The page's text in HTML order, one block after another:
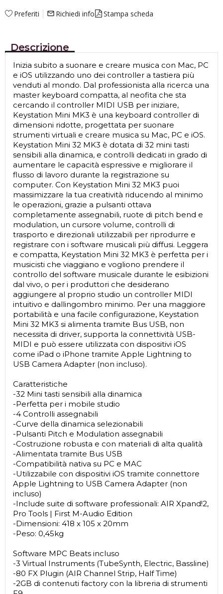
Preferiti mail_outline Richiedi info Stampa scheda
Descrizione
Inizia subito a suonare e creare musica con Mac, PC
e iOS utilizzando uno dei controller a tastiera più
venduti al mondo. Dal professionista alla ricerca una
master keyboard compatta, al neofita che sta
cercando il controller MIDI USB per iniziare,
Keystation Mini MK3 è una keyboard controller di
dimensioni ridotte, progettata per suonare
strumenti virtuali e creare musica su Mac, PC e iOS.
Keystation Mini 32 MK3 è dotata di 32 mini tasti
sensibili alla dinamica, e controlli dedicati in grado di
aumentare le capacità espressive e migliorare il
flusso di lavoro durante la registrazione su
computer. Con Keystation Mini 32 MK3 puoi
massimizzare la tua creatività riducendo al minimo
le operazioni, grazie a pulsanti ottava
completamente assegnabili, ruote di pitch bend e
modulation, un cursore volume, controlli di
trasporto e direzionali utilizzabili per riprodurre e
registrare con i software musicali più diffusi. Leggera
e compatta, Keystation Mini 32 MK3 è perfetta per i
musicisti che viaggiano e vogliono prendere il
controllo del software musicale durante le esibizioni
dal vivo, o per i produttori che desiderano
aggiungere al proprio studio un controller MIDI
intuitivo e dallingombro minimo. Per una maggiore
portabilità e una facile configurazione, Keystation
Mini 32 MK3 si alimenta tramite Bus USB, non
necessita di driver, supporta la connettività USB-
MIDI e può essere utilizzata con dispositivi iOS
come iPad o iPhone tramite Apple Lightning to
USB Camera Adapter (non incluso).
Caratteristiche
-32 Mini tasti sensibili alla dinamica
-Perfetta per i mobile studio
-4 Controlli assegnabili
-Curve della dinamica selezionabili
-Pulsanti Pitch e Modulation assegnabili
-Costruzione robusta e con materiali di alta qualità
-Alimentata tramite Bus USB
-Compatibilità nativa su PC e MAC
-Utilizzabile con dispositivi iOS tramite connettore
Apple Lightning to USB Camera Adapter (non
incluso)
-Include suite di software professionali: AIR Xpand!2,
Pro Tools | First M-Audio Edition
-Dimensioni: 418 x 105 x 20mm
-Peso: 0,45kg
Software MPC Beats incluso
-3 Virtual Instruments (TubeSynth, Electric, Bassline)
-80 FX Plugin (AIR Channel Strip, Half Time)
-2GB di contenuti factory con la libreria di strumenti